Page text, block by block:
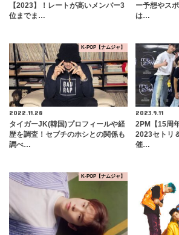
【2023】！レートが高いメンバー3
位までま…
ー予想やス
は…
K-POP【ナムジャ】
2022.11.28
タイガーJK(韓国)プロフィールや経
歴を調査！セブチのホシとの関係も
調べ…
2023.9.11
2PM【15周
2023セトリ
催…
K-POP【ナムジャ】